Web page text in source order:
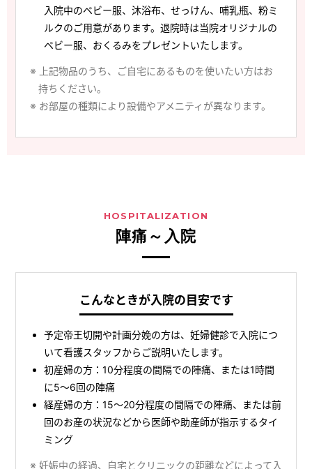
入院中のベビー服、沐浴布、せっけん、哺乳瓶、粉ミ
ルクのご用意があります。退院時は当院オリジナルの
ベビー服、おくるみをプレゼントいたします。
※ 上記物品のうち、ご自宅にあるものを使いたい方はお
持ちください。
※ お部屋の種類により設備やアメニティが異なります。
HOSPITALIZATION
陣痛～入院
こんなときが入院の目安です
予定帝王切開や計画分娩の方は、妊婦健診で入院につ
いて看護スタッフからご説明いたします。
初産婦の方：10分程度の間隔での陣痛、または1時間
に5～6回の陣痛
経産婦の方：15～20分程度の間隔での陣痛、または前
回のお産の状況などから医師や助産師が指示するタイ
ミング
※ 妊娠中の経過、自宅とクリニックの距離などによって入